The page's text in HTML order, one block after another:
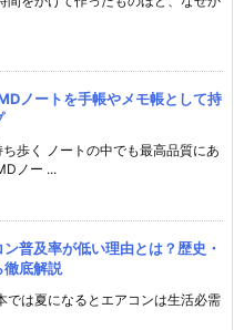
ノートを手帳やメモ帳として持
歩く ノートの中でも最高品質にあ
ノー ...
普及率が低い理由とは？歴史・
徹底解説
では夏になるとエアコンは生活必需